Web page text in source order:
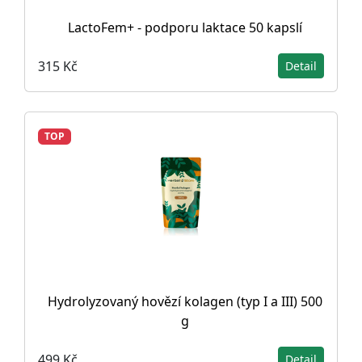
LactoFem+ - podporu laktace 50 kapslí
315 Kč Detail
TOP
Hydrolyzovaný hovězí kolagen (typ I a III) 500
g